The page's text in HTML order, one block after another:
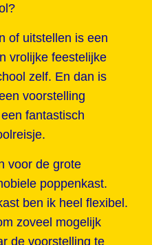
of uitstellen is een
vrolijke feestelijke
zelf. En dan is
voorstelling
fantastisch
voor de grote
poppenkast.
ben ik heel flexibel.
zoveel mogelijk
de voorstelling te